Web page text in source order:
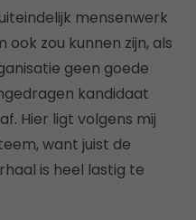
mensenwerk
zou kunnen zijn, als
geen goede
kandidaat
Hier ligt volgens mij
want juist de
is heel lastig te